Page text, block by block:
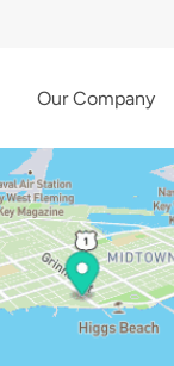
Our Company